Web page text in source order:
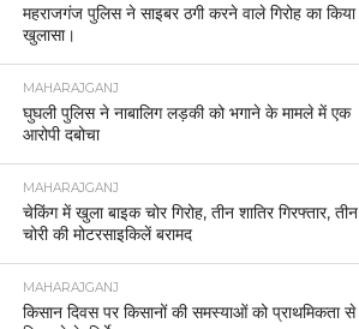
महराजगंज पुलिस ने साइबर ठगी करने वाले गिरोह का किया
खुलासा।
MAHARAJGANJ
घुघली पुलिस ने नाबालिग लड़की को भगाने के मामले में एक
आरोपी दबोचा
MAHARAJGANJ
चेकिंग में खुला बाइक चोर गिरोह, तीन शातिर गिरफ्तार, तीन
चोरी की मोटरसाइकिलें बरामद
MAHARAJGANJ
किसान दिवस पर किसानों की समस्याओं को प्राथमिकता से